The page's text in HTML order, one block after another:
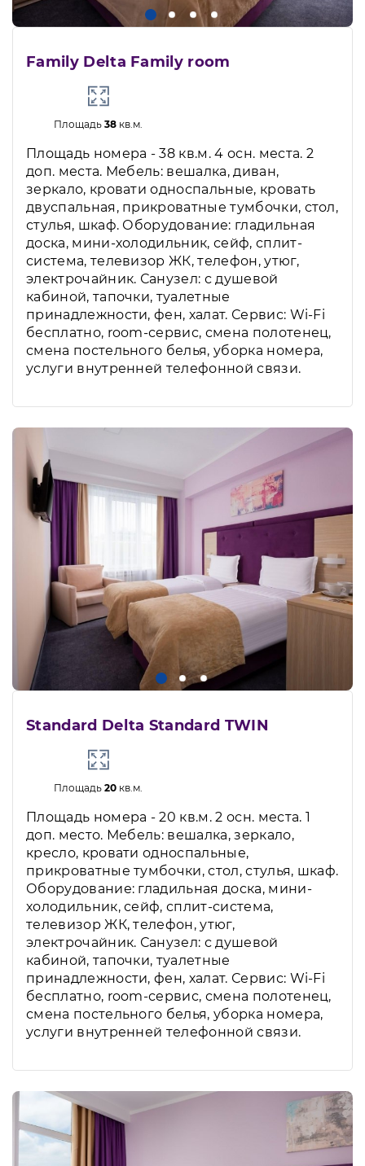
Family Delta Family room
Площадь38 кв.м.
Площадь номера - 38 кв.м. 4 осн. места. 2
доп. места. Мебель: вешалка, диван,
зеркало, кровати односпальные, кровать
двуспальная, прикроватные тумбочки, стол,
стулья, шкаф. Оборудование: гладильная
доска, мини-холодильник, сейф, сплит-
система, телевизор ЖК, телефон, утюг,
электрочайник. Санузел: с душевой
кабиной, тапочки, туалетные
принадлежности, фен, халат. Сервис: Wi-Fi
бесплатно, room-сервис, смена полотенец,
смена постельного белья, уборка номера,
услуги внутренней телефонной связи.
Standard Delta Standard TWIN
Площадь20 кв.м.
Площадь номера - 20 кв.м. 2 осн. места. 1
доп. место. Мебель: вешалка, зеркало,
кресло, кровати односпальные,
прикроватные тумбочки, стол, стулья, шкаф.
Оборудование: гладильная доска, мини-
холодильник, сейф, сплит-система,
телевизор ЖК, телефон, утюг,
электрочайник. Санузел: с душевой
кабиной, тапочки, туалетные
принадлежности, фен, халат. Сервис: Wi-Fi
бесплатно, room-сервис, смена полотенец,
смена постельного белья, уборка номера,
услуги внутренней телефонной связи.